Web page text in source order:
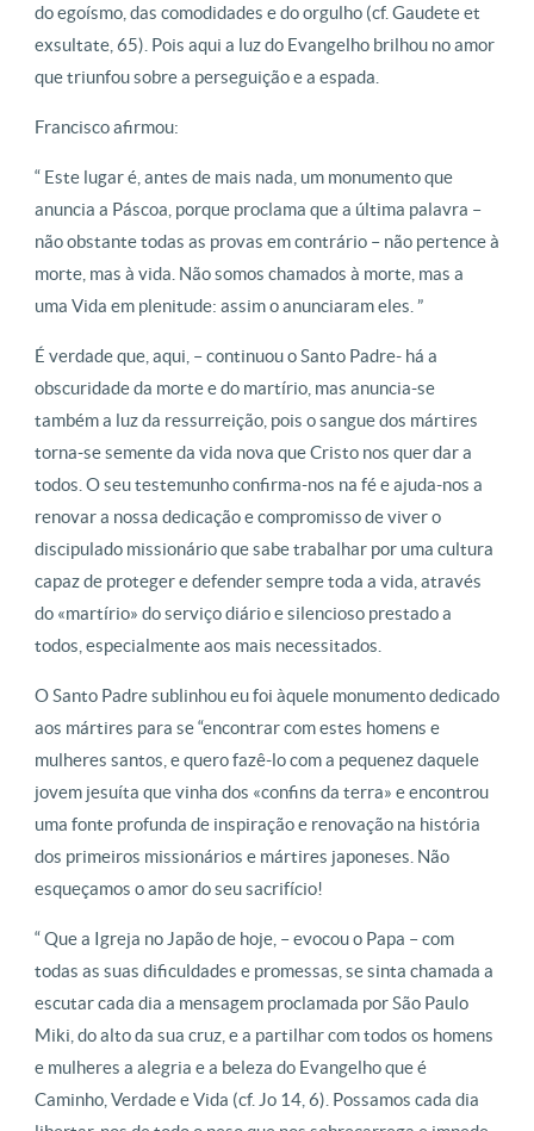
do egoísmo, das comodidades e do orgulho (cf. Gaudete et
exsultate, 65). Pois aqui a luz do Evangelho brilhou no amor
que triunfou sobre a perseguição e a espada.
Francisco afirmou:
“ Este lugar é, antes de mais nada, um monumento que
anuncia a Páscoa, porque proclama que a última palavra –
não obstante todas as provas em contrário – não pertence à
morte, mas à vida. Não somos chamados à morte, mas a
uma Vida em plenitude: assim o anunciaram eles. ”
É verdade que, aqui, – continuou o Santo Padre- há a
obscuridade da morte e do martírio, mas anuncia-se
também a luz da ressurreição, pois o sangue dos mártires
torna-se semente da vida nova que Cristo nos quer dar a
todos. O seu testemunho confirma-nos na fé e ajuda-nos a
renovar a nossa dedicação e compromisso de viver o
discipulado missionário que sabe trabalhar por uma cultura
capaz de proteger e defender sempre toda a vida, através
do «martírio» do serviço diário e silencioso prestado a
todos, especialmente aos mais necessitados.
O Santo Padre sublinhou eu foi àquele monumento dedicado
aos mártires para se “encontrar com estes homens e
mulheres santos, e quero fazê-lo com a pequenez daquele
jovem jesuíta que vinha dos «confins da terra» e encontrou
uma fonte profunda de inspiração e renovação na história
dos primeiros missionários e mártires japoneses. Não
esqueçamos o amor do seu sacrifício!
“ Que a Igreja no Japão de hoje, – evocou o Papa – com
todas as suas dificuldades e promessas, se sinta chamada a
escutar cada dia a mensagem proclamada por São Paulo
Miki, do alto da sua cruz, e a partilhar com todos os homens
e mulheres a alegria e a beleza do Evangelho que é
Caminho, Verdade e Vida (cf. Jo 14, 6). Possamos cada dia